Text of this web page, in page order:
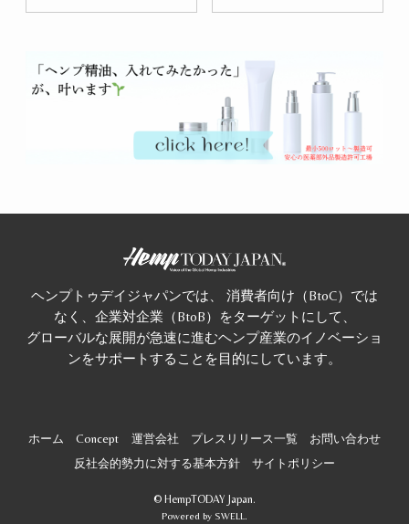
ヘンプトゥデイジャパンでは、 消費者向け（BtoC）では
なく、企業対企業（BtoB）をターゲットにして、
グローバルな展開が急速に進むヘンプ産業のイノベーショ
ンをサポートすることを目的にしています。
ホーム Concept 運営会社 プレスリリース一覧
お問い合わせ
反社会的勢力に対する基本方針
サイトポリシー
© HempTODAY Japan.
Powered by SWELL.